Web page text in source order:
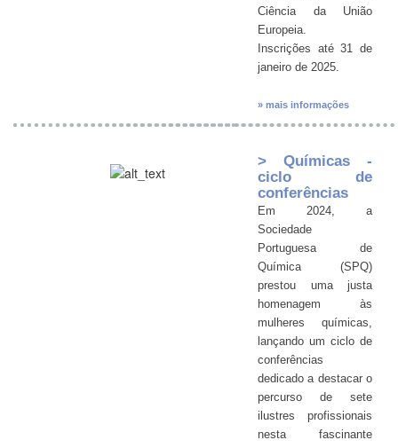
Ciência da União
Europeia.
Inscrições até 31 de
janeiro de 2025.
» mais informações
> Químicas -
ciclo de
conferências
Em 2024, a
Sociedade
Portuguesa de
Química (SPQ)
prestou uma justa
homenagem às
mulheres químicas,
lançando um ciclo de
conferências
dedicado a destacar o
percurso de sete
ilustres profissionais
nesta fascinante